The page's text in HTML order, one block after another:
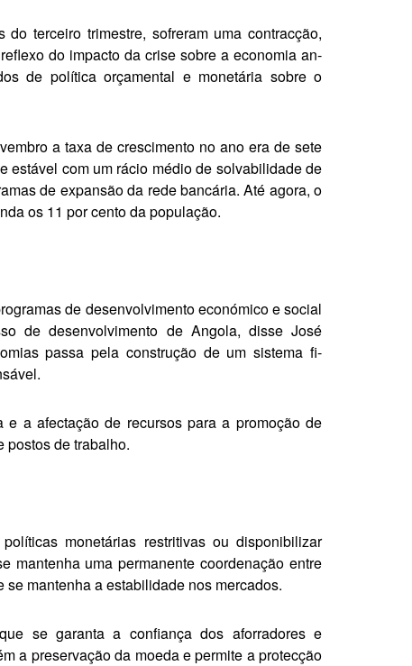
terceiro trimestre, sofreram uma contracção,
do im­pacto da crise sobre a economia an­
de política orça­mental e monetária sobre o
a ta­xa de crescimento no ano era de sete
estável com um rácio médio de solvabilidade de
de ex­pansão da rede bancária. Até agora, o
os 11 por cento da população.
de desenvolvimento económico e social
de de­senvolvimento de Angola, disse Jo­sé
passa pela construção de um sistema fi­
a afec­tação de recursos para a promoção de
postos de trabalho.
mo­netárias restritivas ou disponibilizar
mantenha uma permanente coordenação entre
mante­nha a estabilidade nos mercados.
se ga­ranta a confiança dos aforradores e
a pre­servação da moeda e permite a protecção